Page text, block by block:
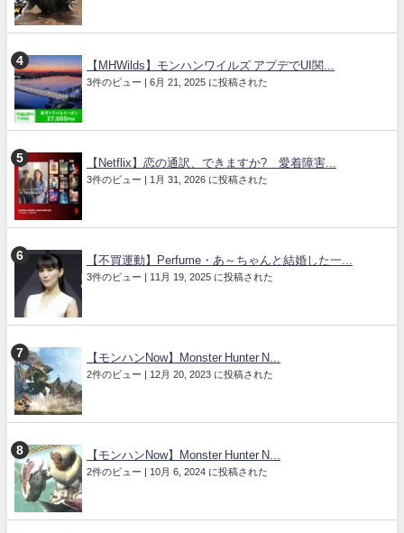
【MHWilds】モンハンワイルズ アプデでUI関...
3件のビュー | 6月 21, 2025 に投稿された
【Netflix】恋の通訳、できますか? 愛着障害...
3件のビュー | 1月 31, 2026 に投稿された
【不買運動】Perfume・あ～ちゃんと結婚した一...
3件のビュー | 11月 19, 2025 に投稿された
【モンハンNow】Monster Hunter N...
2件のビュー | 12月 20, 2023 に投稿された
【モンハンNow】Monster Hunter N...
2件のビュー | 10月 6, 2024 に投稿された